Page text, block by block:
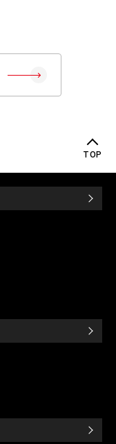
TOP